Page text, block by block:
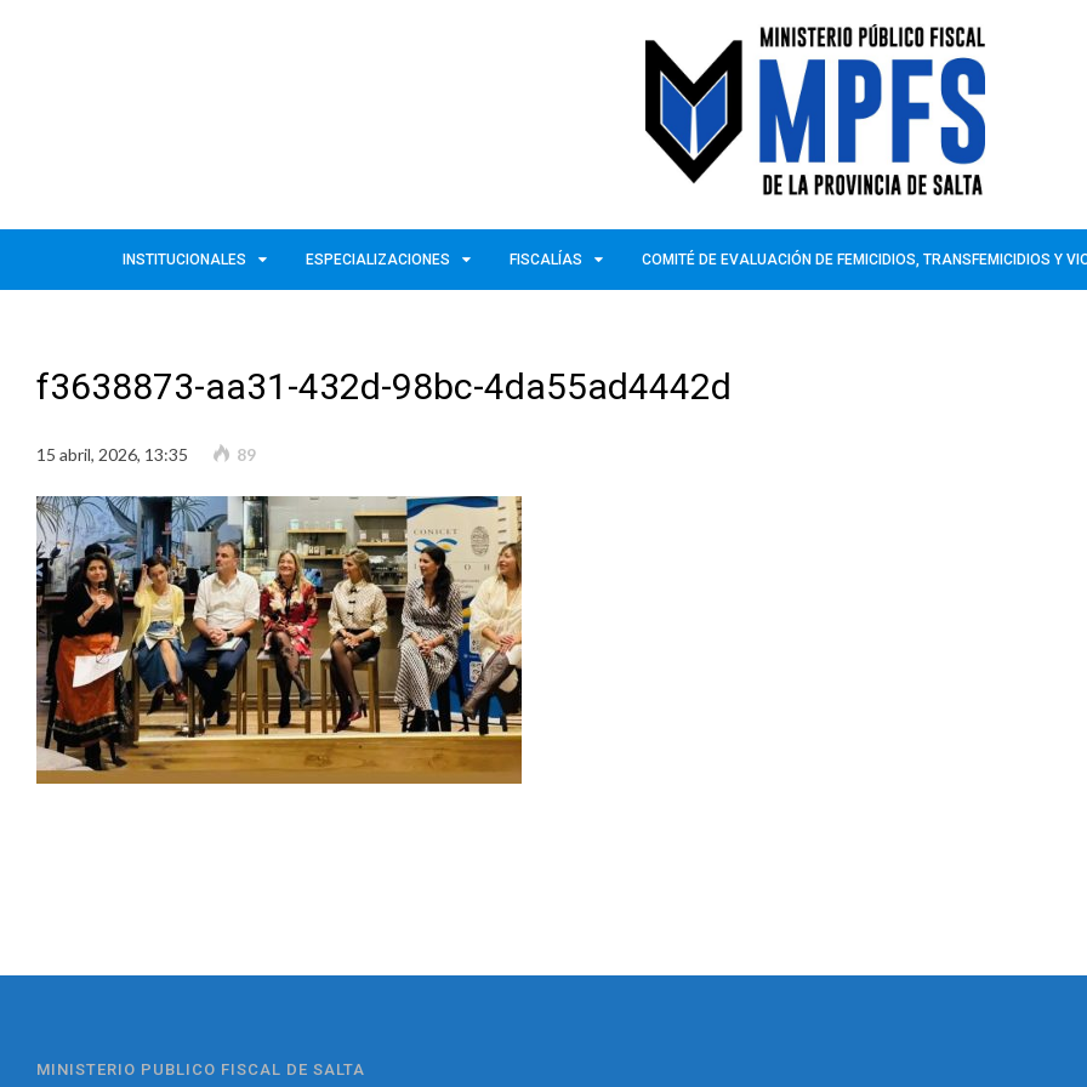
INSTITUCIONALES ESPECIALIZACIONES FISCALÍAS COMITÉ DE EVALUACIÓN DE FEMICIDIOS, TRANSFEMICIDIOS Y
f3638873-aa31-432d-98bc-4da55ad4442d
15 abril, 2026, 13:35 89
MINISTERIO PUBLICO FISCAL DE SALTA